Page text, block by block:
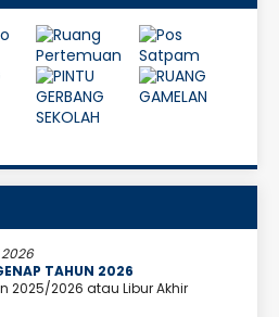
TAHUN 2026
2025/2026 atau Libur Akhir